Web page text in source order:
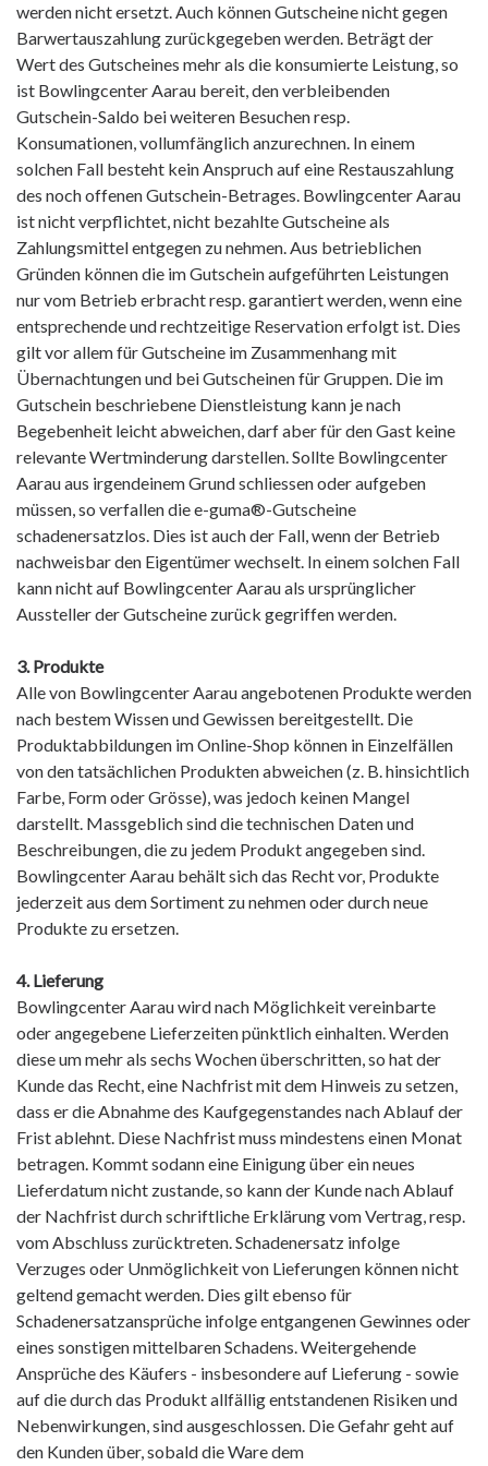
werden nicht ersetzt. Auch können Gutscheine nicht gegen
Barwertauszahlung zurückgegeben werden. Beträgt der
Wert des Gutscheines mehr als die konsumierte Leistung, so
ist Bowlingcenter Aarau bereit, den verbleibenden
Gutschein-Saldo bei weiteren Besuchen resp.
Konsumationen, vollumfänglich anzurechnen. In einem
solchen Fall besteht kein Anspruch auf eine Restauszahlung
des noch offenen Gutschein-Betrages. Bowlingcenter Aarau
ist nicht verpflichtet, nicht bezahlte Gutscheine als
Zahlungsmittel entgegen zu nehmen. Aus betrieblichen
Gründen können die im Gutschein aufgeführten Leistungen
nur vom Betrieb erbracht resp. garantiert werden, wenn eine
entsprechende und rechtzeitige Reservation erfolgt ist. Dies
gilt vor allem für Gutscheine im Zusammenhang mit
Übernachtungen und bei Gutscheinen für Gruppen. Die im
Gutschein beschriebene Dienstleistung kann je nach
Begebenheit leicht abweichen, darf aber für den Gast keine
relevante Wertminderung darstellen. Sollte Bowlingcenter
Aarau aus irgendeinem Grund schliessen oder aufgeben
müssen, so verfallen die e-guma®-Gutscheine
schadenersatzlos. Dies ist auch der Fall, wenn der Betrieb
nachweisbar den Eigentümer wechselt. In einem solchen Fall
kann nicht auf Bowlingcenter Aarau als ursprünglicher
Aussteller der Gutscheine zurück gegriffen werden.
3. Produkte
Alle von Bowlingcenter Aarau angebotenen Produkte werden
nach bestem Wissen und Gewissen bereitgestellt. Die
Produktabbildungen im Online-Shop können in Einzelfällen
von den tatsächlichen Produkten abweichen (z. B. hinsichtlich
Farbe, Form oder Grösse), was jedoch keinen Mangel
darstellt. Massgeblich sind die technischen Daten und
Beschreibungen, die zu jedem Produkt angegeben sind.
Bowlingcenter Aarau behält sich das Recht vor, Produkte
jederzeit aus dem Sortiment zu nehmen oder durch neue
Produkte zu ersetzen.
4. Lieferung
Bowlingcenter Aarau wird nach Möglichkeit vereinbarte
oder angegebene Lieferzeiten pünktlich einhalten. Werden
diese um mehr als sechs Wochen überschritten, so hat der
Kunde das Recht, eine Nachfrist mit dem Hinweis zu setzen,
dass er die Abnahme des Kaufgegenstandes nach Ablauf der
Frist ablehnt. Diese Nachfrist muss mindestens einen Monat
betragen. Kommt sodann eine Einigung über ein neues
Lieferdatum nicht zustande, so kann der Kunde nach Ablauf
der Nachfrist durch schriftliche Erklärung vom Vertrag, resp.
vom Abschluss zurücktreten. Schadenersatz infolge
Verzuges oder Unmöglichkeit von Lieferungen können nicht
geltend gemacht werden. Dies gilt ebenso für
Schadenersatzansprüche infolge entgangenen Gewinnes oder
eines sonstigen mittelbaren Schadens. Weitergehende
Ansprüche des Käufers - insbesondere auf Lieferung - sowie
auf die durch das Produkt allfällig entstandenen Risiken und
Nebenwirkungen, sind ausgeschlossen. Die Gefahr geht auf
den Kunden über, sobald die Ware dem